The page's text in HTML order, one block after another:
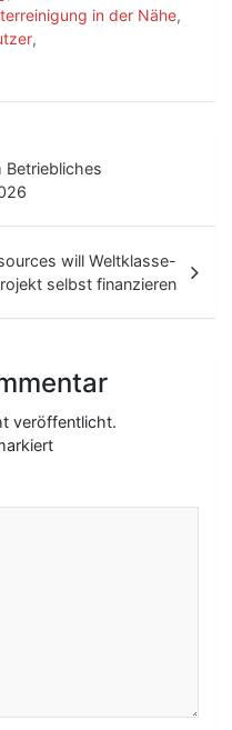
in der Nähe,
,
Betriebliches
will Weltklasse-
selbst finanzieren
veröffentlicht.